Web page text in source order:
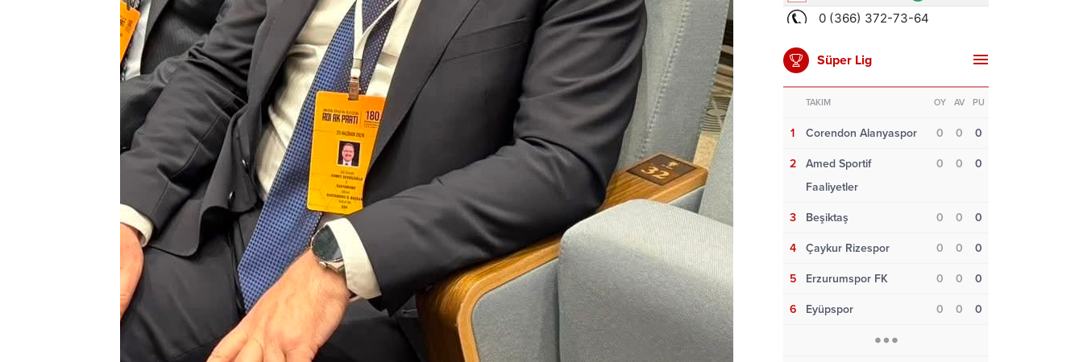
Süper Lig
TAKIM OY AV PU
1 Corendon Alanyaspor 0 0 0
2
Amed Sportif
Faaliyetler
0 0 0
3 Beşiktaş 0 0 0
4 Çaykur Rizespor 0 0 0
5 Erzurumspor FK 0 0 0
6 Eyüpspor 0 0 0